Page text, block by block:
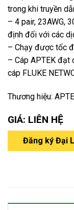
trong khi truyền
– 4 pair, 23AWG,
định đối với các
– Chạy được tốc
– Cáp APTEK đạt
cáp FLUKE
Thương hiệu:
GIÁ: LIÊN HỆ
Đăng ký Đại